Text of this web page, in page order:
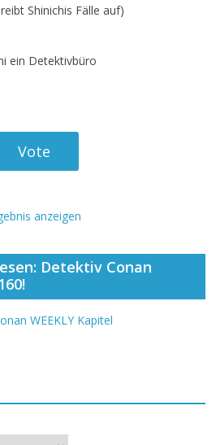
Shinichis Fälle auf)
ein Detektivbüro
anzeigen
Detektiv Conan